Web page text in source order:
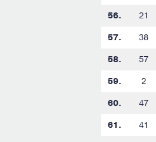
56.
21
57.
38
58.
57
59.
2
60.
47
61.
41